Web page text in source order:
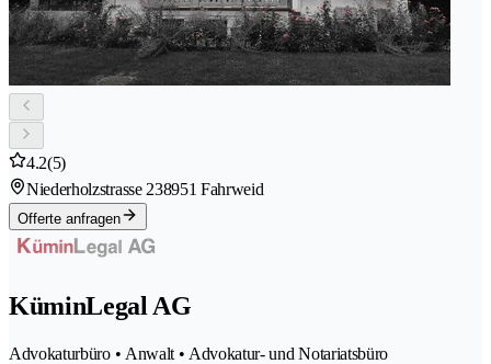
4.2(5)
Niederholzstrasse 238951 Fahrweid
Offerte anfragen
KüminLegal AG
Advokaturbüro • Anwalt • Advokatur- und Notariatsbüro